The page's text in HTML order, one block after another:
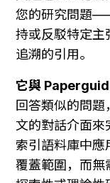
您的研究問題
持或反駁特定主
追溯的引用。
它與
回答類似的問
文的對話介面來
索引語料庫中應
覆蓋範圍，而無